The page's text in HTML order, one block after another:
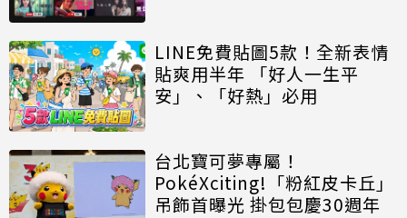
LINE免費貼圖5款！全新表情
貼爽用半年 「好人一生平
安」、「好熱」必用
台北寶可夢專屬！
PokéXciting!「粉紅皮卡丘」
吊飾首曝光 掛包包慶30週年